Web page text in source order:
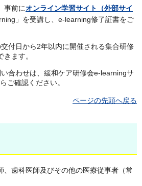
事前にオンライン学習サイト（外部サイ
」を受講し、e-learning修了証書をご
付日から2年以内に開催される集合研修
ます。
合わせは、緩和ケア研修会e-learningサ
ご確認ください。
ページの先頭へ戻る
、歯科医師及びその他の医療従事者（常